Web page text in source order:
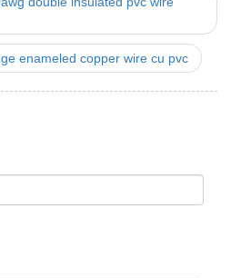
enameled copper wire cu pvc